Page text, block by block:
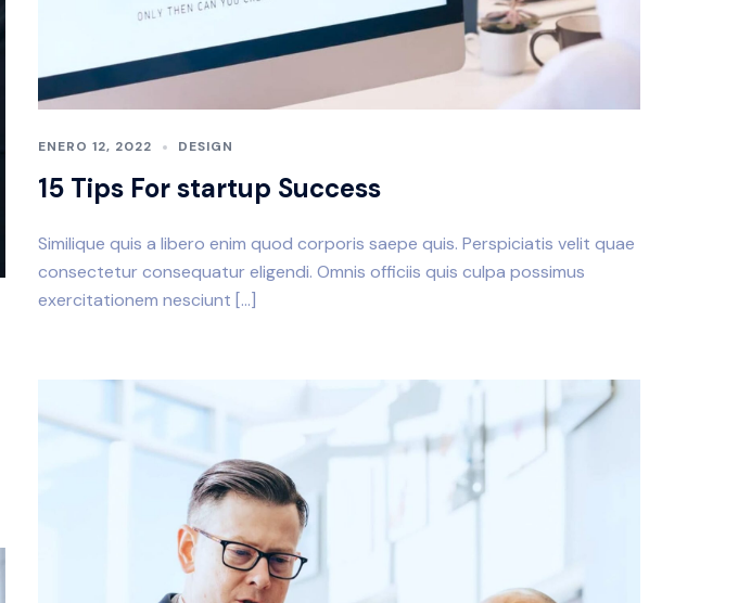
ENERO 12, 2022 DESIGN
15 Tips For startup Success
Similique quis a libero enim quod corporis saepe quis. Perspiciatis velit quae
consectetur consequatur eligendi. Omnis officiis quis culpa possimus
exercitationem nesciunt […]